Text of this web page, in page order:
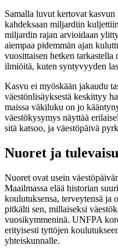
Samalla luvut kertovat kasvun
kahdeksaan miljardiin
miljardin rajan arvioidaan
aiempaa pidemmän ajan
vuosittaisen hetken
ilmiöitä, kuten syntyvyyden
Kasvu ei myöskään jakaudu
väestönlisäyksestä keskittyy
maissa väkiluku on jo
väestökysymys näyttää
sitä katsoo, ja väestöpäivä
Nuoret ja
Nuoret ovat usein
Maailmassa elää historian
koulutuksensa, terveytensä ja
pitkälti sen, millaiseksi
vuosikymmeninä. UNFPA
erityisesti tyttöjen
yhteiskunnalle.